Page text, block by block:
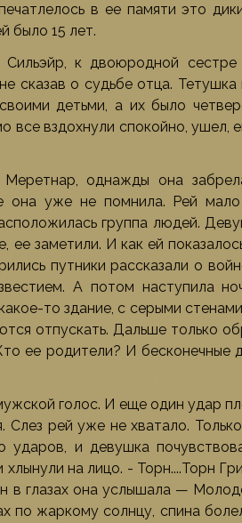
в ее памяти это
было 15 лет.
к двоюродной сестре
сказав о судьбе отца. Тетушка
детьми, а их было
все вздохнули спокойно, ушел,
однажды она
она уже не помнила. Рей
группа людей.
заметили. И как ей
путники рассказали о
А потом наступила
то здание, с серыми
отпускать. Дальше только
ее родители? И бесконечные
голос. И еще один удар
рей уже не хватало. Только
и девушка
на лицо. - Торн....Торн
в глазах она услышала —
по жаркому солнцу, спина